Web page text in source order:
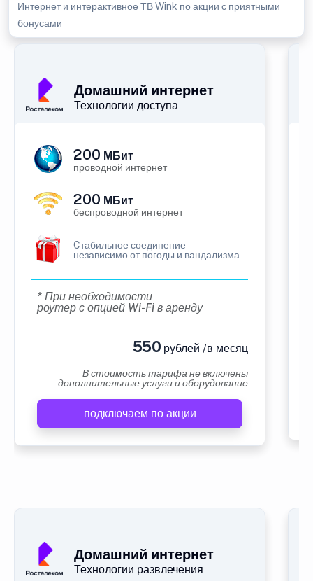
Интернет и интерактивное ТВ Wink по акции с приятными
бонусами
Домашний интернет
Технологии доступа
200 МБит
проводной интернет
200 МБит
беспроводной интернет
Cтабильное соединение
независимо от погоды и вандализма
* При необходимости
роутер с опцией Wi-Fi в аренду
550 рублей /в месяц
В стоимость тарифа не включены
дополнительные услуги и оборудование
подключаем по акции
Домашний интернет
Технологии развлечения